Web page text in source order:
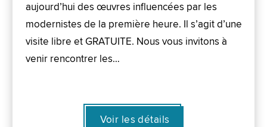
aujourd’hui des œuvres influencées par les
modernistes de la première heure. Il s’agit d’une
visite libre et GRATUITE. Nous vous invitons à
venir rencontrer les…
Voir les détails